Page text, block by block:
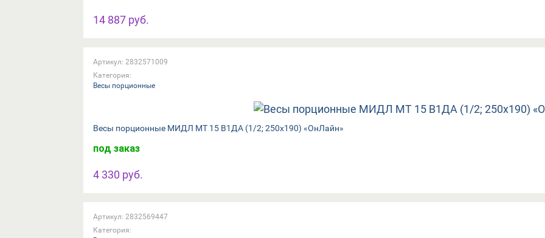
14 887 руб.
Артикул: 2832571009
Категория:
Весы порционные
Весы порционные МИДЛ МТ 15 В1ДА (1/2; 250х190) «ОнЛайн»
под заказ
4 330 руб.
Артикул: 2832569447
Категория: